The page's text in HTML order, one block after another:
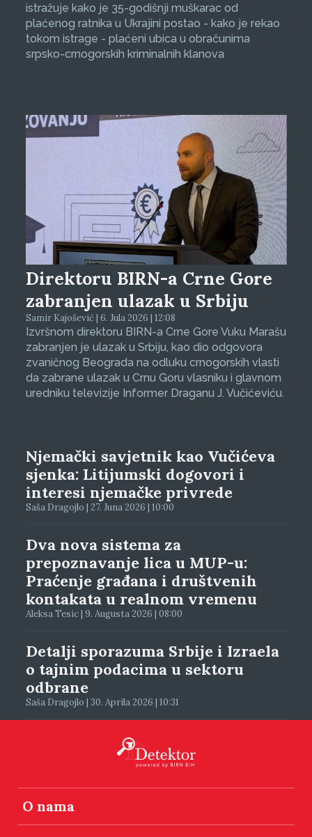
istražuje kako je 35-godišnji muškarac od
plaćenog ratnika u Ukrajini postao - kako je rekao
tokom istrage - plaćeni ubica u obračunima
srpsko-crnogorskih kriminalnih klanova
Direktoru BIRN-a Crne Gore
zabranjen ulazak u Srbiju
Samir Kajošević | 6. Jula 2026 | 12:08
Izvršnom direktoru BIRN-a Crne Gore Vuku Marašu
zabranjen je ulazak u Srbiju, kao dio odgovora
zvaničnog Beograda na odluku crnogorskih vlasti
da zabrane ulazak u Crnu Goru vlasniku i glavnom
uredniku televizije Informer Draganu J. Vučićeviću.
Njemački savjetnik kao Vučićeva
sjenka: Litijumski dogovori i
interesi njemačke privrede
Saša Dragojlo | 27. Juna 2026 | 10:00
Dva nova sistema za
prepoznavanje lica u MUP-u:
Praćenje građana i društvenih
kontakata u realnom vremenu
Aleksa Tesic | 9. Augusta 2026 | 08:00
Detalji sporazuma Srbije i Izraela
o tajnim podacima u sektoru
odbrane
Saša Dragojlo | 30. Aprila 2026 | 10:31
O nama